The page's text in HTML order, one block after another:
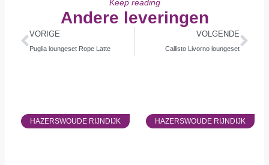
Keep reading
Andere leveringen
VORIGE
Puglia loungeset Rope Latte
VOLGENDE
Callisto Livorno loungeset
HAZERSWOUDE RIJNDIJK HAZERSWOUDE RIJNDIJK